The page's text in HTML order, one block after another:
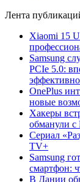
Лента
Xiaomi 15
Samsung
PCIe 5.0:
OnePlus
новые
Хакеры
обманули с
Сериал
TV+
Samsung
смартфон:
В Дании